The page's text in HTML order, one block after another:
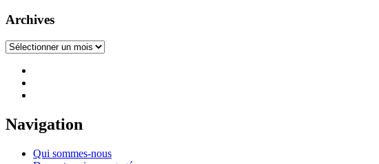
Archives
Archives
Navigation
Qui sommes-nous